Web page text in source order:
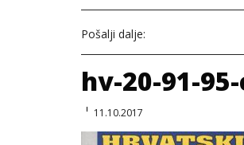
Pošalji dalje:
hv-20-91-
11.10.2017